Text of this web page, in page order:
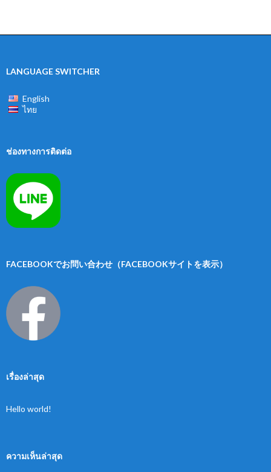
LANGUAGE SWITCHER
English
ไทย
ช่องทางการติดต่อ
FACEBOOKでお問い合わせ（FACEBOOKサイトを表示）
เรื่องล่าสุด
Hello world!
ความเห็นล่าสุด